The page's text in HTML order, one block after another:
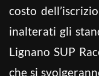
costo
inalterati gli
Lignano SUP
che si